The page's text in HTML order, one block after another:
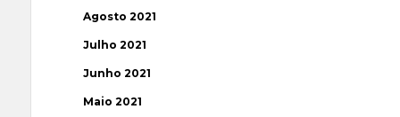
Agosto 2021
Julho 2021
Junho 2021
Maio 2021